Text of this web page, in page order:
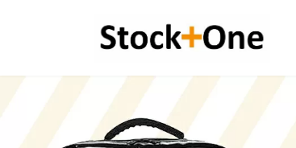
ツ
シ